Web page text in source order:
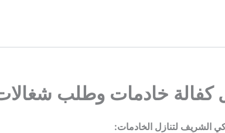
خادمات وطلب شغالات بالرياض
الشريف لتنازل الخادمات: